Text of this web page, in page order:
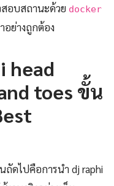
อบสถานะด้วย docker
อย่างถูกต้อง
head
toes ขั้น
ถัดไปคือการนำ dj raphi